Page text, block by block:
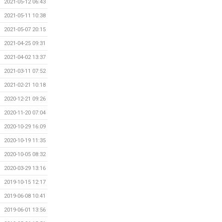
2021-05-12 06:43
2021-05-11 10:38
2021-05-07 20:15
2021-04-25 09:31
2021-04-02 13:37
2021-03-11 07:52
2021-02-21 10:18
2020-12-21 09:26
2020-11-20 07:04
2020-10-29 16:09
2020-10-19 11:35
2020-10-05 08:32
2020-03-29 13:16
2019-10-15 12:17
2019-06-08 10:41
2019-06-01 13:56